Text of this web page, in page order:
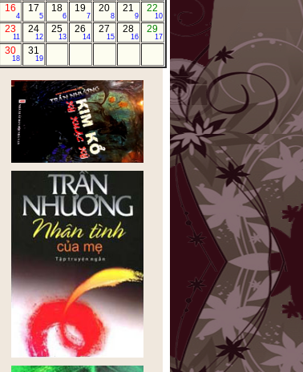
16
4
17
5
18
6
19
7
20
8
21
9
22
10
23
11
24
12
25
13
26
14
27
15
28
16
29
17
30
18
31
19